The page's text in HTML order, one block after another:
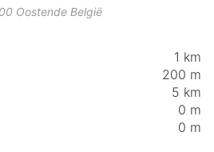
Oostende België
1 km
200 m
5 km
0 m
0 m